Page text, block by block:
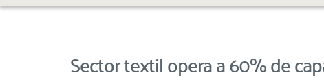
Sector textil opera a 60% de